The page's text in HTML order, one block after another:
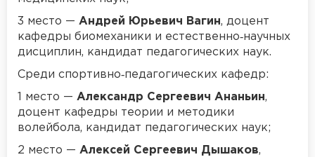
3 место — Андрей Юрьевич Вагин, доцент
кафедры биомеханики и естественно‑научных
дисциплин, кандидат педагогических наук.
Среди спортивно‑педагогических кафедр:
1 место — Александр Сергеевич Ананьин,
доцент кафедры теории и методики
волейбола, кандидат педагогических наук;
2 место — Алексей Сергеевич Дышаков,